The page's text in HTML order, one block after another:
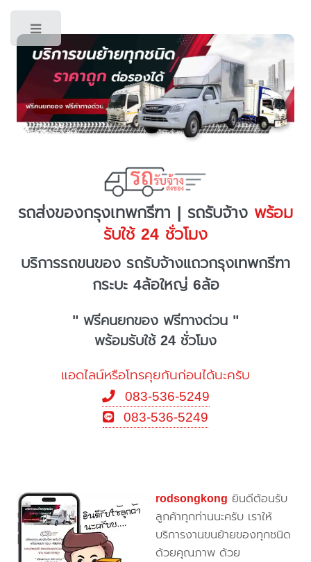
รถส่งของกรุงเทพกรีฑา | รถรับจ้าง พร้อม
รับใช้ 24 ชั่วโมง
บริการรถขนของ รถรับจ้างแถวกรุงเทพกรีฑา
กระบะ 4ล้อใหญ่ 6ล้อ
" ฟรีคนยกของ ฟรีทางด่วน "
พร้อมรับใช้ 24 ชั่วโมง
แอดไลน์หรือโทรคุยกันก่อนได้นะครับ
083-536-5249
083-536-5249
rodsongkong ยินดีต้อนรับ
ลูกค้าทุกท่านนะครับ เราให้
บริการงานขนย้ายของทุกชนิด
ด้วยคุณภาพ ด้วย
Toggle